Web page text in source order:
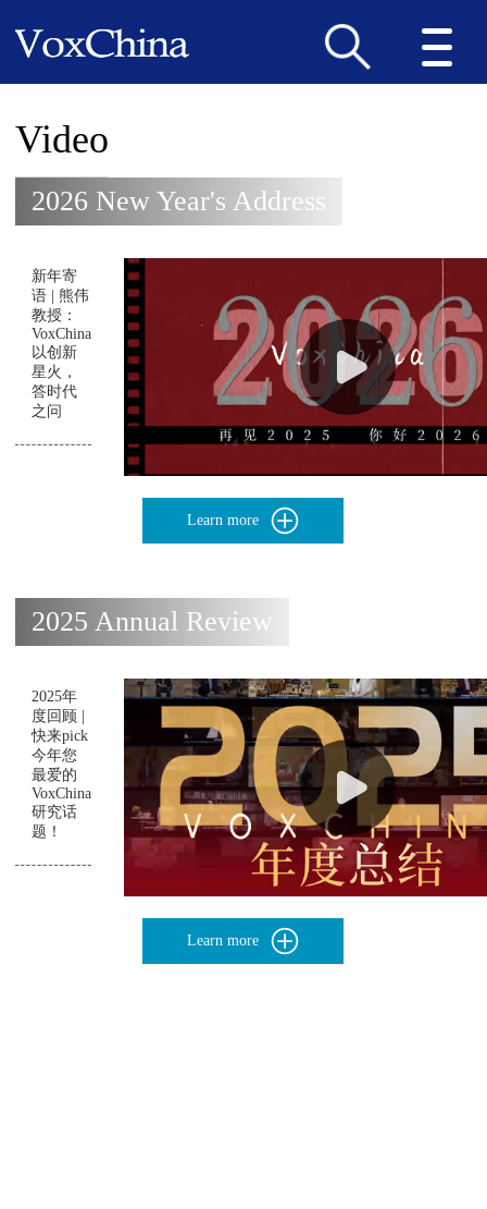
Video
2026 New Year's Address
新年寄
语 | 熊伟
教授：
VoxChina
以创新
星火，
答时代
之问
Learn more
2025 Annual Review
2025年
度回顾 |
快来pick
今年您
最爱的
VoxChina
研究话
题！
Learn more